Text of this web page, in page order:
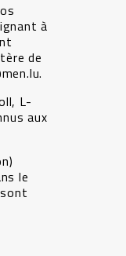
à
de
L-
aux
le